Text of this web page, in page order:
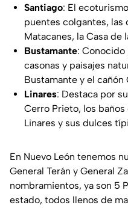
Santiago: El
puentes colgantes, las
Matacanes, la Casa de
Bustamante: Conocido
casonas y paisajes
Bustamante y el cañón
Linares: Destaca por
Cerro Prieto, los baños
Linares y sus dulces
En Nuevo León tenemos
General Terán y General
nombramientos, ya son 5
estado, todos llenos de